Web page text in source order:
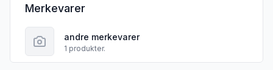
BIR PRIVAT AS sine
Merkevarer
andre merkevarer
1 produkter.